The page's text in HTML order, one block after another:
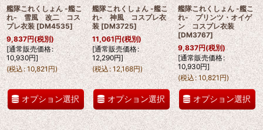
艦隊これくしょん -艦こ
れ- 雪風 改二 コス
プレ衣装 [DM4535]
9,837円(税別)
[通常販売価格:
10,930円]
(税込: 10,821 円)
オプション選択
艦隊これくしょん -艦こ
れ- 神風 コスプレ衣
装 [DM3725]
11,061円(税別)
[通常販売価格:
12,290円]
(税込: 12,168円)
オプション選択
艦隊これくしょん -艦こ
れ- プリンツ・オイゲ
ン コスプレ衣装
[DM3767]
9,837円(税別)
[通常販売価格:
10,930円]
(税込: 10,821円)
オプション選択